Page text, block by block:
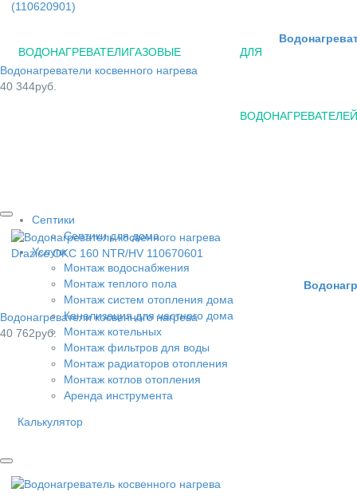
ВОДОНАГРЕВАТЕЛИГАЗОВЫЕ ДЛЯ
ВОДОНАГРЕВАТЕЛЕЙ
Септики
Септики для дома
Услуги
Монтаж водоснабжения
Монтаж теплого пола
Монтаж систем отопления дома
Канализация для частного дома
Монтаж котельных
Монтаж фильтров для воды
Монтаж радиаторов отопления
Монтаж котлов отопления
Аренда инструмента
Калькулятор
Водонагреватели косвенного нагрева
40 344руб.
Водонагреватели косвенного нагрева
40 762руб.